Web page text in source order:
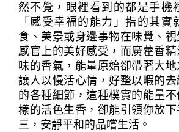
然不覺，眼裡看到的都是手機
「感受幸福的能力」指的其實
食、美景或身邊事物在味覺、
感官上的美好感受，而廣藿香
味的香氣，能量原始卻帶著大地
讓人以慢活心情，好整以暇的
的各種細節，這種樸實的能量
樣的活色生香，卻能引領你放
三，安靜平和的品嚐生活。